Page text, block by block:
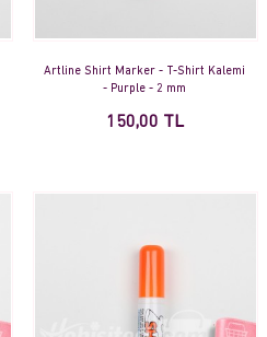
Artline Shirt Marker - T-Shirt Kalemi
- Purple - 2 mm
150,00 TL